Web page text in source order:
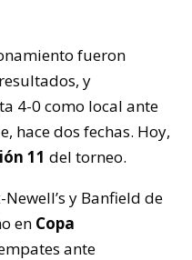
fueron
y
4-0 como local ante
hace dos fechas. Hoy,
11 del torneo.
y Banfield de
en Copa
ante